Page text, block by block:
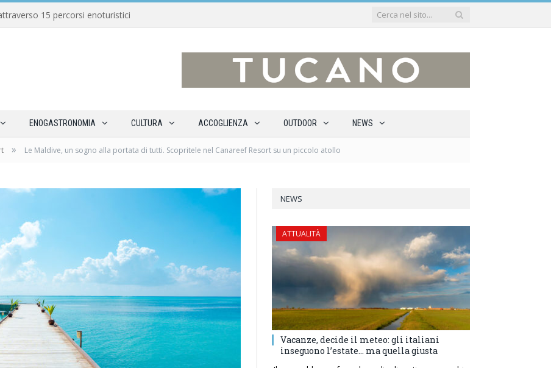
15 percorsi enoturistici
ENOGASTRONOMIA CULTURA ACCOGLIENZA OUTDOOR NEWS
» Le Maldive, un sogno alla portata di tutti. Scopritele nel Canareef Resort su un piccolo atollo
NEWS
ATTUALITÀ
Vacanze, decide il meteo: gli italiani
inseguono l’estate… ma quella giusta